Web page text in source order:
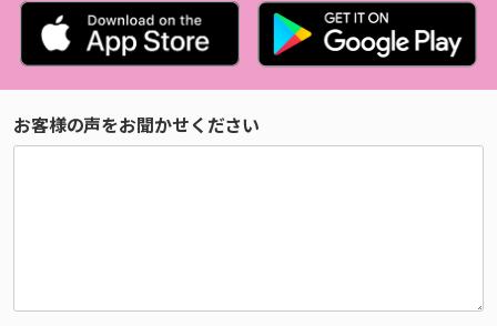
お客様の声をお聞かせください